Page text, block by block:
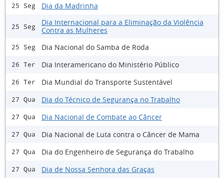
25 Seg Dia da Madrinha
25 Seg
Dia Internacional para a Eliminação da Violência
Contra as Mulheres
25 Seg Dia Nacional do Samba de Roda
26 Ter Dia Interamericano do Ministério Público
26 Ter Dia Mundial do Transporte Sustentável
27 Qua Dia do Técnico de Segurança no Trabalho
27 Qua Dia Nacional de Combate ao Câncer
27 Qua Dia Nacional de Luta contra o Câncer de Mama
27 Qua Dia do Engenheiro de Segurança do Trabalho
27 Qua Dia de Nossa Senhora das Graças